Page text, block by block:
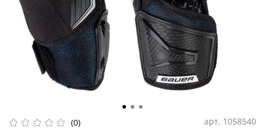
(0) арт. 1058540